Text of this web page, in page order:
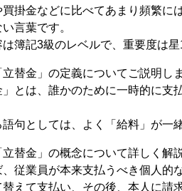
掛金などに比べてあまり頻繁に
言葉です。
は簿記3級のレベルで、重要度は星
立替金」の定義についてご説明しま
」とは、誰かのために一時的に
句としては、よく「給料」が一
替金」の概念について詳しく解
、従業員が本来支払うべき個人的
えて支払い、その後、本人に請